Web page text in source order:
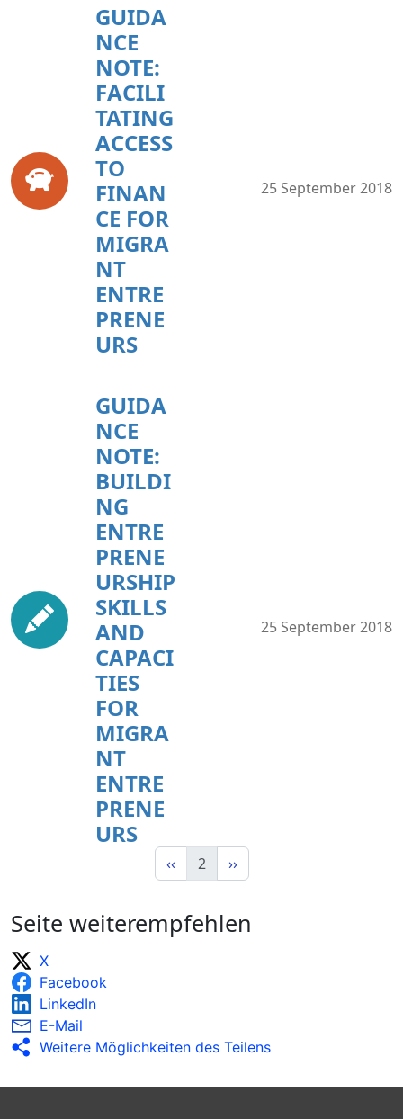
GUIDA
NCE
NOTE:
FACILI
TATING
ACCESS
TO
FINAN
CE FOR
MIGRA
NT
ENTRE
PRENE
URS
25 September 2018
GUIDA
NCE
NOTE:
BUILDI
NG
ENTRE
PRENE
URSHIP
SKILLS
AND
CAPACI
TIES
FOR
MIGRA
NT
ENTRE
PRENE
URS
25 September 2018
‹‹ 2 ››
Seite weiterempfehlen
X
Facebook
LinkedIn
E-Mail
Weitere Möglichkeiten des Teilens